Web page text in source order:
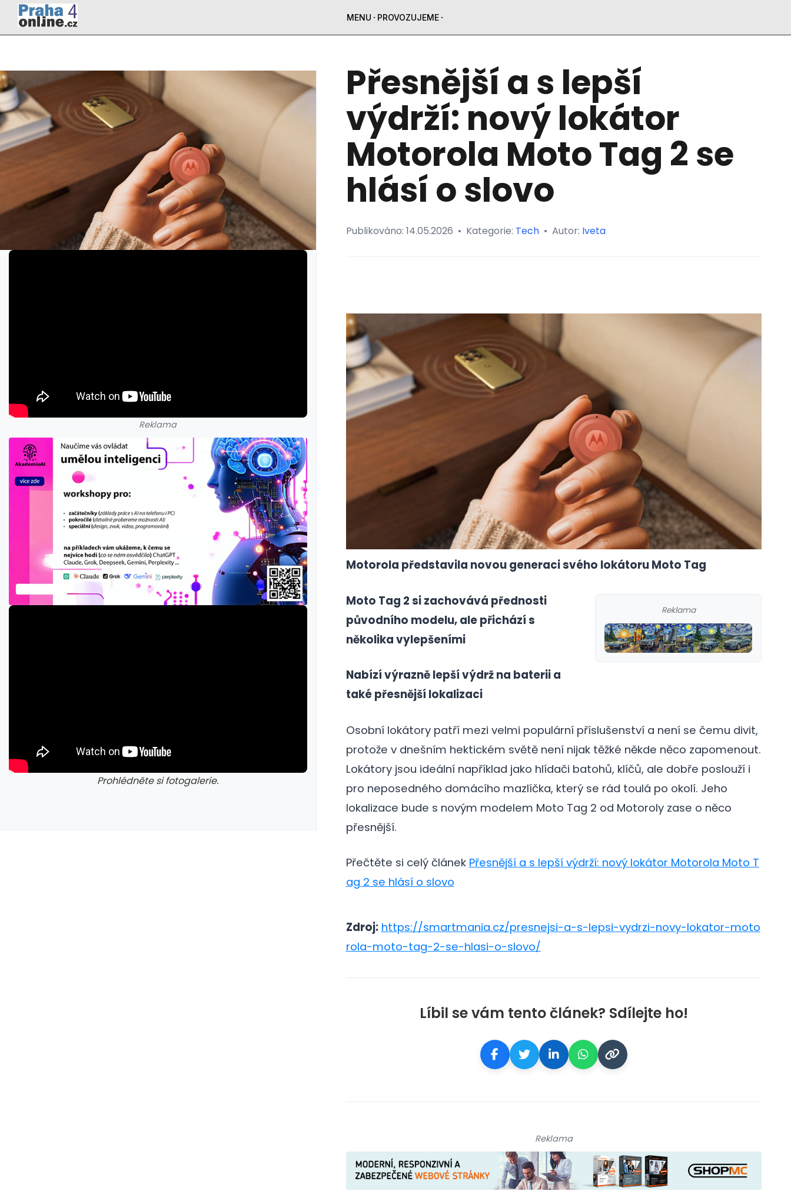
MENU PROVOZUJEME
Reklama
Prohlédněte si fotogalerie.
galerie: cviky galerie: cviky
Přesnější a s lepší
výdrží: nový lokátor
Motorola Moto Tag 2 se
hlásí o slovo
Publikováno: 14.05.2026 • Kategorie: Tech • Autor: Iveta
Motorola představila novou generaci svého lokátoru Moto Tag
Reklama
Moto Tag 2 si zachovává přednosti
původního modelu, ale přichází s
několika vylepšeními
Nabízí výrazně lepší výdrž na baterii a
také přesnější lokalizaci
Osobní lokátory patří mezi velmi populární příslušenství a není se čemu divit,
protože v dnešním hektickém světě není nijak těžké někde něco zapomenout.
Lokátory jsou ideální například jako hlídači batohů, klíčů, ale dobře poslouží i
pro neposedného domácího mazlíčka, který se rád toulá po okolí. Jeho
lokalizace bude s novým modelem Moto Tag 2 od Motoroly zase o něco
přesnější.
Přečtěte si celý článek Přesnější a s lepší výdrží: nový lokátor Motorola Moto T
ag 2 se hlásí o slovo
Zdroj: https://smartmania.cz/presnejsi-a-s-lepsi-vydrzi-novy-lokator-moto
rola-moto-tag-2-se-hlasi-o-slovo/
Líbil se vám tento článek? Sdílejte ho!
Reklama